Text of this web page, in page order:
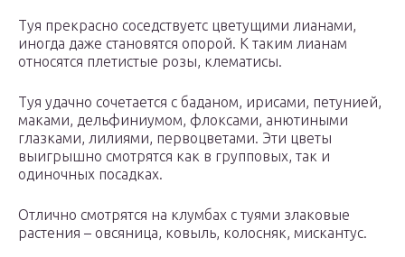
Туя прекрасно соседствуетс цветущими лианами,
иногда даже становятся опорой. К таким лианам
относятся плетистые розы, клематисы.
Туя удачно сочетается с баданом, ирисами, петунией,
маками, дельфиниумом, флоксами, анютиными
глазками, лилиями, первоцветами. Эти цветы
выигрышно смотрятся как в групповых, так и
одиночных посадках.
Отлично смотрятся на клумбах с туями злаковые
растения – овсяница, ковыль, колосняк, мискантус.